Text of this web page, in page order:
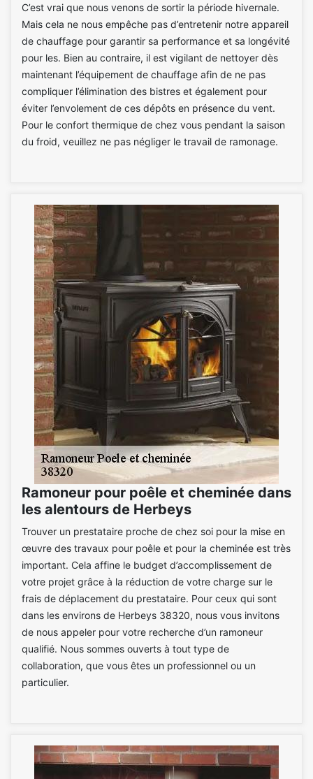
C’est vrai que nous venons de sortir la période hivernale.
Mais cela ne nous empêche pas d’entretenir notre appareil
de chauffage pour garantir sa performance et sa longévité
pour les. Bien au contraire, il est vigilant de nettoyer dès
maintenant l’équipement de chauffage afin de ne pas
compliquer l’élimination des bistres et également pour
éviter l’envolement de ces dépôts en présence du vent.
Pour le confort thermique de chez vous pendant la saison
du froid, veuillez ne pas négliger le travail de ramonage.
Ramoneur pour poêle et cheminée dans
les alentours de Herbeys
Trouver un prestataire proche de chez soi pour la mise en
œuvre des travaux pour poêle et pour la cheminée est très
important. Cela affine le budget d’accomplissement de
votre projet grâce à la réduction de votre charge sur le
frais de déplacement du prestataire. Pour ceux qui sont
dans les environs de Herbeys 38320, nous vous invitons
de nous appeler pour votre recherche d’un ramoneur
qualifié. Nous sommes ouverts à tout type de
collaboration, que vous êtes un professionnel ou un
particulier.